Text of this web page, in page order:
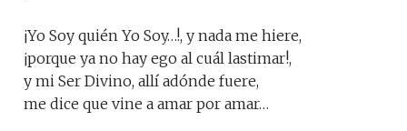
¡Yo Soy quién Yo Soy…!, y nada me hiere,
¡porque ya no hay ego al cuál lastimar!,
y mi Ser Divino, allí adónde fuere,
me dice que vine a amar por amar…